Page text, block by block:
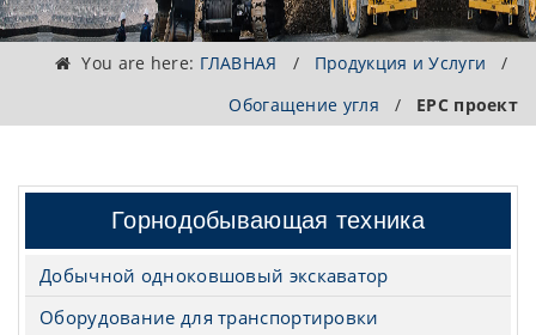
You are here: ГЛАВНАЯ / Продукция и Услуги /
Обогащение угля
/ EPC проект
Горнодобывающая техника
Добычной одноковшовый экскаватор
Оборудование для транспортировки